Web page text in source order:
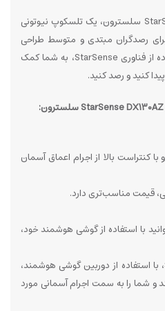
تلسکوپ بازتابی StarSense DX130AZ سلسترون، یک تلسکوپ نیوتونی
که برای رصدگران مبتدی و متوسط طراحی
شده است. این تلسکوپ با استفاده از فناوری StarSense، به شما کمک
کنید و رصد کنید.
کنتراست بالا از اجرام اعماق آسمان
قیمت مناسب‌تری دارد.
با استفاده از گوشی هوشمند خود،
نرم‌افزار StarSense Explorer، با استفاده از دوربین گوشی هوشمند،
شما را به سمت اجرام آسمانی مورد